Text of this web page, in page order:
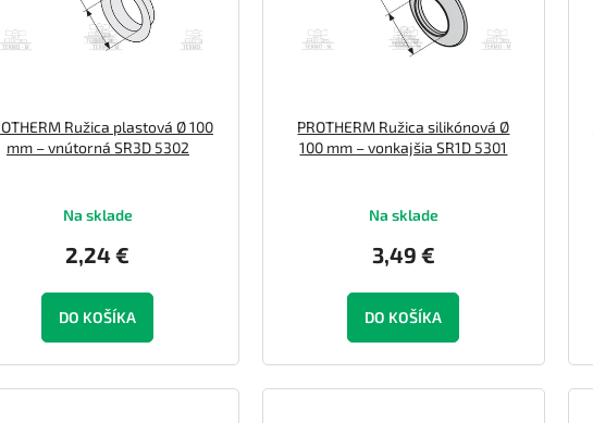
Ružica plastová Ø 100
mm – vnútorná SR3D 5302
Na sklade
2,24 €
DO KOŠÍKA
PROTHERM Ružica silikónová Ø
100 mm – vonkajšia SR1D 5301
Na sklade
3,49 €
DO KOŠÍKA